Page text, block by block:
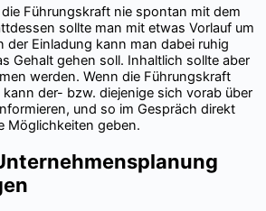
Führungskraft nie spontan mit dem
sollte man mit etwas Vorlauf um
der Einladung kann man dabei ruhig
Gehalt gehen soll. Inhaltlich sollte aber
werden. Wenn die Führungskraft
der- bzw. diejenige sich vorab über
und so im Gespräch direkt
Möglichkeiten geben.